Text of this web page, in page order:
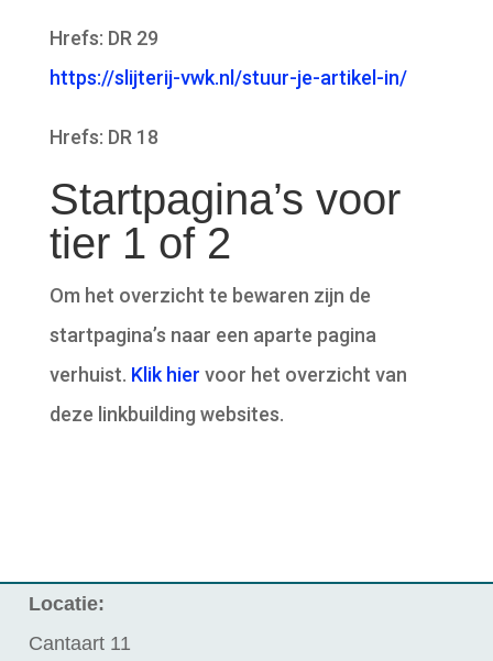
Hrefs: DR 29
https://slijterij-vwk.nl/stuur-je-artikel-in/
Hrefs: DR 18
Startpagina’s voor
tier 1 of 2
Om het overzicht te bewaren zijn de
startpagina’s naar een aparte pagina
verhuist. Klik hier voor het overzicht van
deze linkbuilding websites.
Locatie:
Cantaart 11